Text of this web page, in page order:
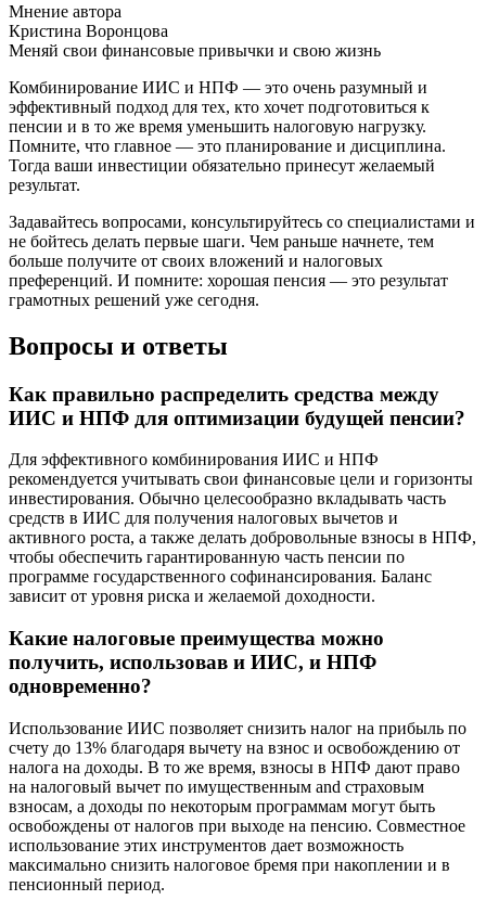
Мнение автора
Кристина Воронцова
Меняй свои финансовые привычки и свою жизнь
Комбинирование ИИС и НПФ — это очень разумный и
эффективный подход для тех, кто хочет подготовиться к
пенсии и в то же время уменьшить налоговую нагрузку.
Помните, что главное — это планирование и дисциплина.
Тогда ваши инвестиции обязательно принесут желаемый
результат.
Задавайтесь вопросами, консультируйтесь со специалистами и
не бойтесь делать первые шаги. Чем раньше начнете, тем
больше получите от своих вложений и налоговых
преференций. И помните: хорошая пенсия — это результат
грамотных решений уже сегодня.
Вопросы и ответы
Как правильно распределить средства между
ИИС и НПФ для оптимизации будущей пенсии?
Для эффективного комбинирования ИИС и НПФ
рекомендуется учитывать свои финансовые цели и горизонты
инвестирования. Обычно целесообразно вкладывать часть
средств в ИИС для получения налоговых вычетов и
активного роста, а также делать добровольные взносы в НПФ,
чтобы обеспечить гарантированную часть пенсии по
программе государственного софинансирования. Баланс
зависит от уровня риска и желаемой доходности.
Какие налоговые преимущества можно
получить, использовав и ИИС, и НПФ
одновременно?
Использование ИИС позволяет снизить налог на прибыль по
счету до 13% благодаря вычету на взнос и освобождению от
налога на доходы. В то же время, взносы в НПФ дают право
на налоговый вычет по имущественным and страховым
взносам, а доходы по некоторым программам могут быть
освобождены от налогов при выходе на пенсию. Совместное
использование этих инструментов дает возможность
максимально снизить налоговое бремя при накоплении и в
пенсионный период.